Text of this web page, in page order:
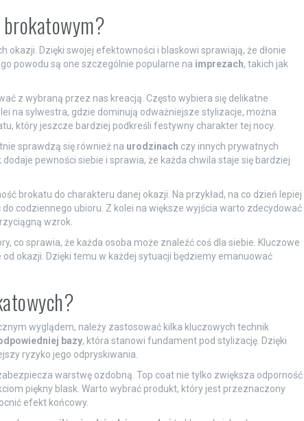
brokatowym?
okazji. Dzięki swojej efektowności i blaskowi sprawiają, że dłonie
powodu są one szczególnie popularne na imprezach, takich jak
z wybraną przez nas kreacją. Często wybiera się delikatne
na sylwestra, gdzie dominują odważniejsze stylizacje, można
który jeszcze bardziej podkreśli festywny charakter tej nocy.
sprawdzą się również na urodzinach czy innych prywatnych
pewności siebie i sprawia, że każda chwila staje się bardziej
brokatu do charakteru danej okazji. Na przykład, na co dzień lepiej
codziennego ubioru. Z kolei na większe wyjścia warto zdecydować
wzrok.
co sprawia, że każda osoba może znaleźć coś dla siebie. Kluczowe
okazji. Dzięki temu w każdej sytuacji będziemy emanuować
wyglądem, należy zastosować kilka kluczowych technik
bazy, która stanowi fundament pod stylizację. Dzięki
ryzyko jego odpryskiwania.
warstwę ozdobną. Top coat nie tylko zwiększa odporność
piękny blask. Warto wybrać produkt, który jest przeznaczony
efekt końcowy.